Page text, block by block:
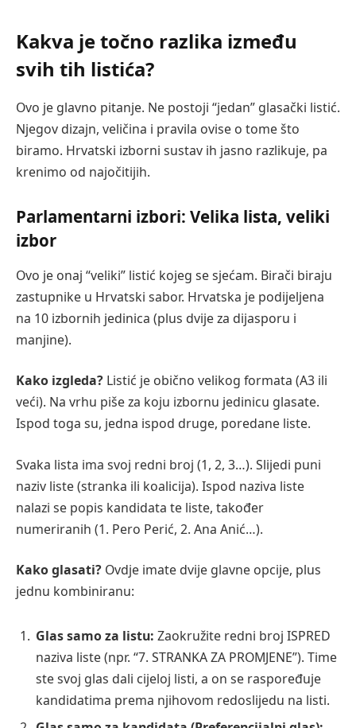
Kakva je točno razlika između
svih tih listića?
Ovo je glavno pitanje. Ne postoji “jedan” glasački listić.
Njegov dizajn, veličina i pravila ovise o tome što
biramo. Hrvatski izborni sustav ih jasno razlikuje, pa
krenimo od najočitijih.
Parlamentarni izbori: Velika lista, veliki
izbor
Ovo je onaj “veliki” listić kojeg se sjećam. Birači biraju
zastupnike u Hrvatski sabor. Hrvatska je podijeljena
na 10 izbornih jedinica (plus dvije za dijasporu i
manjine).
Kako izgleda? Listić je obično velikog formata (A3 ili
veći). Na vrhu piše za koju izbornu jedinicu glasate.
Ispod toga su, jedna ispod druge, poredane liste.
Svaka lista ima svoj redni broj (1, 2, 3…). Slijedi puni
naziv liste (stranka ili koalicija). Ispod naziva liste
nalazi se popis kandidata te liste, također
numeriranih (1. Pero Perić, 2. Ana Anić…).
Kako glasati? Ovdje imate dvije glavne opcije, plus
jednu kombiniranu:
Glas samo za listu: Zaokružite redni broj ISPRED
naziva liste (npr. “7. STRANKA ZA PROMJENE”). Time
ste svoj glas dali cijeloj listi, a on se raspoređuje
kandidatima prema njihovom redoslijedu na listi.